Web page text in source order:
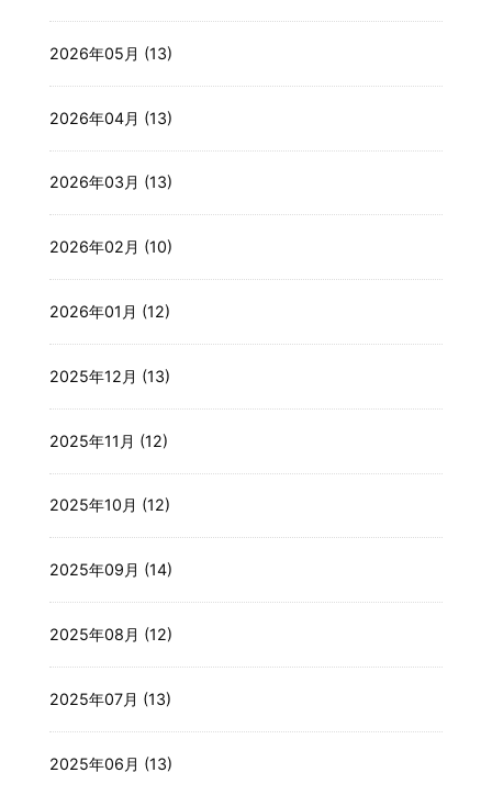
2026年05月 (13)
2026年04月 (13)
2026年03月 (13)
2026年02月 (10)
2026年01月 (12)
2025年12月 (13)
2025年11月 (12)
2025年10月 (12)
2025年09月 (14)
2025年08月 (12)
2025年07月 (13)
2025年06月 (13)